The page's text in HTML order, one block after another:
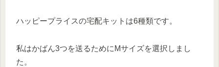
ハッピープライスの宅配キットは6種類です。
私はかばん3つを送るためにMサイズを選択しまし
た。